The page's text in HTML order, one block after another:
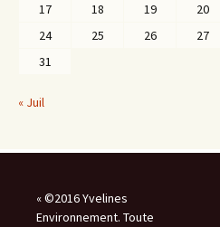
17
18 19 20
24
25 26 27
31
« Juil
« ©2016 Yvelines
Environnement. Toute